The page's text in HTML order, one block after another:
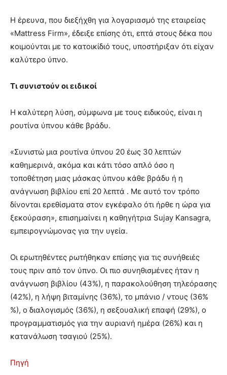
Η έρευνα, που διεξήχθη για λογαριασμό της εταιρείας
«Mattress Firm», έδειξε επίσης ότι, επτά στους δέκα που
κοιμούνται με το κατοικίδιό τους, υποστήριξαν ότι είχαν
καλύτερο ύπνο.
Τι συνιστούν οι ειδικοί
Η καλύτερη λύση, σύμφωνα με τους ειδικούς, είναι η
ρουτίνα ύπνου κάθε βράδυ.
«Συνιστώ μια ρουτίνα ύπνου 20 έως 30 λεπτών
καθημερινά, ακόμα και κάτι τόσο απλό όσο η
τοποθέτηση μιας μάσκας ύπνου κάθε βράδυ ή η
ανάγνωση βιβλίου επί 20 λεπτά . Με αυτό τον τρόπο
δίνονται ερεθίσματα στον εγκέφαλο ότι ήρθε η ώρα για
ξεκούραση», επισημαίνει η καθηγήτρια Sujay Kansagra,
εμπειρογνώμονας για την υγεία.
Οι ερωτηθέντες ρωτήθηκαν επίσης για τις συνήθειές
τους πριν από τον ύπνο. Οι πιο συνηθισμένες ήταν η
ανάγνωση βιβλίου (43%), η παρακολούθηση τηλεόρασης
(42%), η λήψη βιταμίνης (36%), το μπάνιο / ντους (36%
%), ο διαλογισμός (36%), η σεξουαλική επαφή (29%), ο
προγραμματισμός για την αυριανή ημέρα (26%) και η
κατανάλωση τσαγιού (25%).
Πηγή